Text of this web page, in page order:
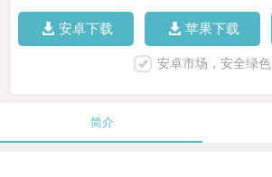
安卓下载 苹果下载
安卓市场，安全绿色
简介